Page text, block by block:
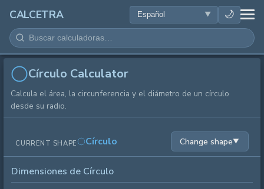
CALCETRA 🌙
MATEMÁTICAS
CONVERSIONES
CIENCIA
COTIDIANO
OTRAS HERRAMIENTAS
Círculo Calculator
Calcula el área, la circunferencia y el diámetro de un círculo
desde su radio.
CURRENT SHAPE Círculo Change shape▼
Dimensiones de Círculo